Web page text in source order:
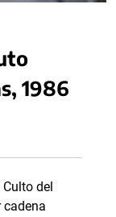
1986
del
cadena